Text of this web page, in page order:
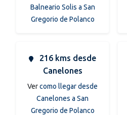
Balneario Solis a San
Gregorio de Polanco
216 kms desde
Canelones
Vercomo llegar desde
Canelones a San
Gregorio de Polanco